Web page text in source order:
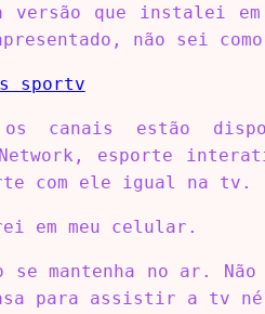
versão que instalei
não sei
os canais estão
Network, esporte
com ele igual na tv.
em meu celular.
se mantenha no ar.
para assistir a tv